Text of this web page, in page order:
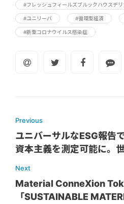
#フレッシュフィールズブルックハウスデ
#ユニリーバ #循環型経済
#新型コロナウイルス感染症
Previous
ユニバーサルなESG報告
資本主義を測定可能に。
Next
Material ConneXion
「SUSTAINABLE